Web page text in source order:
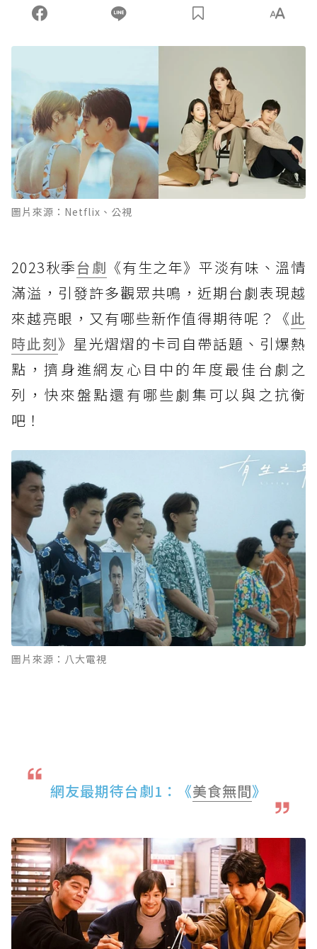
圖片來源：Netflix、公視
2023秋季台劇 《有生之年》平淡有味、溫情
滿溢，引發許多觀眾共鳴，近期台劇表現越
來越亮眼，又有哪些新作值得期待呢？《此
時此刻》星光熠熠的卡司自帶話題、引爆熱
點，擠身進網友心目中的年度最佳台劇之
列，快來盤點還有哪些劇集可以與之抗衡
吧！
圖片來源：八大電視
網友最期待台劇1：《美食無間》